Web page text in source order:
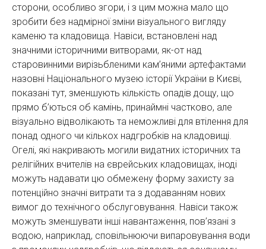
сторони, особливо згори, і з цим можна мало що
зробити без надмірної зміни візуального вигляду
каменю та кладовища. Навіси, встановлені над
значними історичними витворами, як-от над
старовинними вирізьбленими кам’яними артефактами
назовні Національного музею історії України в Києві,
показані тут, зменшують кількість опадів дощу, що
прямо б’ються об камінь, принаймні частково, але
візуально відволікають та неможливі для втілення для
понад одного чи кількох надгробків на кладовищі.
Огелі, які накривають могили видатних історичних та
релігійних вчителів на єврейських кладовищах, іноді
можуть надавати цю обмежену форму захисту за
потенційно значні витрати та з додаванням нових
вимог до технічного обслуговування. Навіси також
можуть зменшувати інші навантаження, пов’язані з
водою, наприклад, сповільнюючи випаровування води